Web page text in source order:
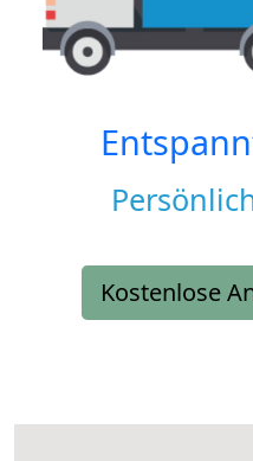
Kostenlose